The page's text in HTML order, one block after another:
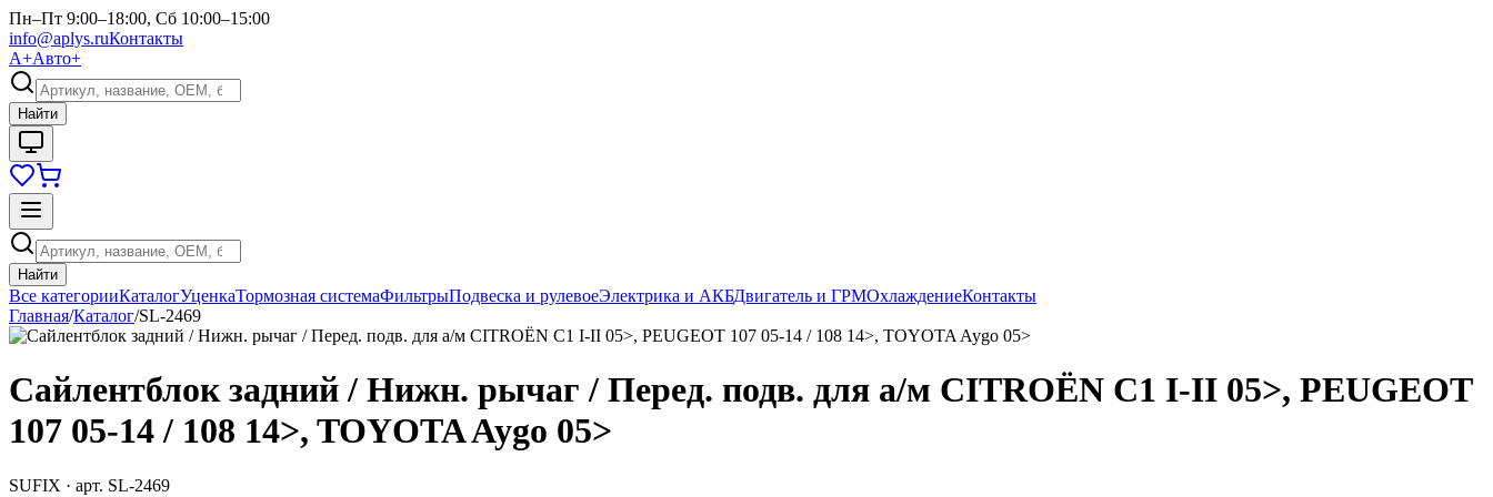
Пн–Пт 9:00–18:00, Сб 10:00–15:00
info@aplys.ruКонтакты
А+Авто+
Найти
Найти
Все категорииКаталогУценкаТормозная системаФильтрыПодвеска и рулевоеЭлектрика и АКБДвигатель и ГРМОхлаждениеКонтакты
Главная/Каталог/SL-2469
Сайлентблок задний / Нижн. рычаг / Перед. подв. для а/м CITROËN C1 I-II 05>, PEUGEOT
107 05-14 / 108 14>, TOYOTA Aygo 05>
SUFIX · арт. SL-2469